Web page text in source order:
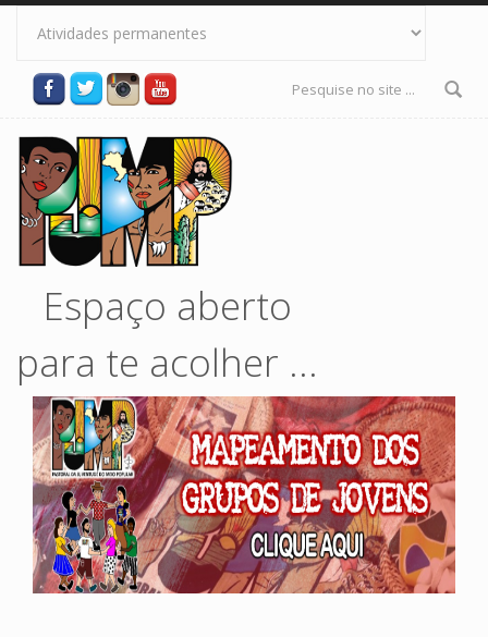
Pular para o conteúdo principal
Formulário
Espaço aberto
para te acolher ...